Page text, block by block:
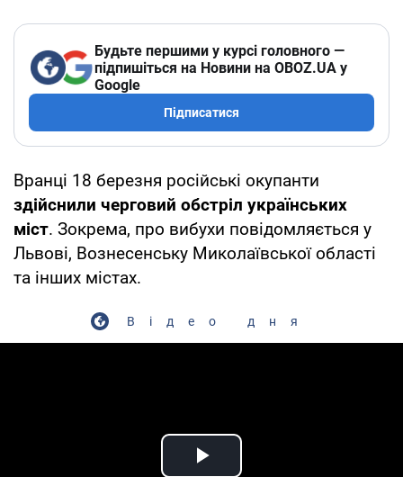
Будьте першими у курсі головного —
підпишіться на Новини на OBOZ.UA у
Google
Підписатися
Вранці 18 березня російські окупанти
здійснили черговий обстріл українських
міст. Зокрема, про вибухи повідомляється у
Львові, Вознесенську Миколаївської області
та інших містах.
Відео дня